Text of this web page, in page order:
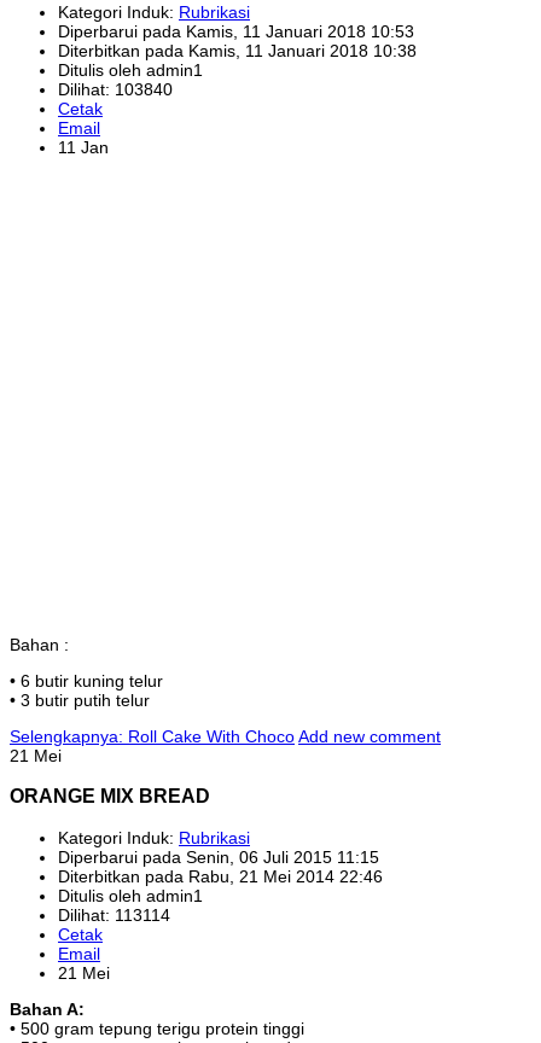
Kategori Induk: Rubrikasi
Diperbarui pada Kamis, 11 Januari 2018 10:53
Diterbitkan pada Kamis, 11 Januari 2018 10:38
Ditulis oleh admin1
Dilihat: 103840
Cetak
Email
11 Jan
Bahan :
• 6 butir kuning telur
• 3 butir putih telur
Selengkapnya: Roll Cake With ChocoAdd new comment
21 Mei
ORANGE MIX BREAD
Kategori Induk: Rubrikasi
Diperbarui pada Senin, 06 Juli 2015 11:15
Diterbitkan pada Rabu, 21 Mei 2014 22:46
Ditulis oleh admin1
Dilihat: 113114
Cetak
Email
21 Mei
Bahan A:
• 500 gram tepung terigu protein tinggi